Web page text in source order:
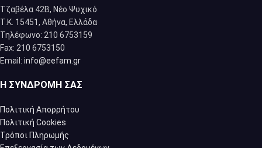
Τζαβέλα 42Β, Νέο Ψυχικό
Τ.Κ. 15451, Αθήνα, Eλλάδα
Τηλέφωνο: 210 6753159
Fax: 210 6753150
Email: info@eefam.gr
Η ΣΥΝΔΡΟΜΉ ΣΑΣ
Πολιτική Απορρήτου
Πολιτική Cookies
Τρόποι Πληρωμής